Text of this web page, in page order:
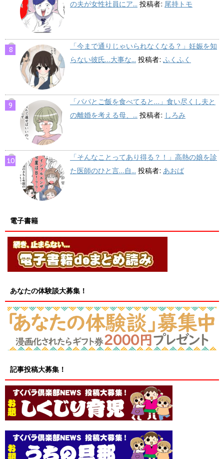
の夫が女性社員にア... 投稿者: 尾持トモ
「今まで通りじゃいられなくなる？」妊娠を知
らない彼氏…大事な... 投稿者: ふくふく
「パパとご飯を食べてると…」食い尽くし夫と
の離婚を考える母、... 投稿者: しろみ
「そんなことってあり得る？！」高熱の娘を診
た医師のひと言…自... 投稿者: あおば
電子書籍
あなたの体験談大募集！
記事投稿大募集！